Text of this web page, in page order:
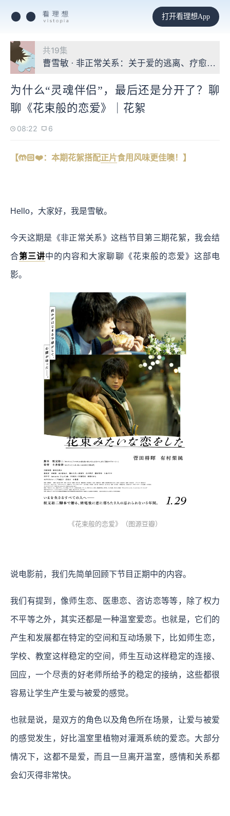
打开看理想App
共19集
曹雪敏 · 非正常关系：关于爱的逃离、疗愈与探
为什么“灵魂伴侣”，最后还是分开了？聊
聊《花束般的恋爱》｜花絮
08:22 6
【🤲🏻❤️：本期花絮搭配正片食用风味更佳噢！】
Hello，大家好，我是雪敏。
今天这期是《非正常关系》这档节目第三期花絮，我会结
合第三讲中的内容和大家聊聊《花束般的恋爱》这部电
影。
《花束般的恋爱》（图源豆瓣）
说电影前，我们先简单回顾下节目正期中的内容。
我们有提到，像师生恋、医患恋、咨访恋等等，除了权力
不平等之外，其实还都是一种温室爱恋。也就是，它们的
产生和发展都在特定的空间和互动场景下，比如师生恋，
学校、教室这样稳定的空间，师生互动这样稳定的连接、
回应，一个尽责的好老师所给予的稳定的接纳，这些都很
容易让学生产生爱与被爱的感觉。
也就是说，是双方的角色以及角色所在场景，让爱与被爱
的感觉发生，好比温室里植物对灌溉系统的爱恋。大部分
情况下，这都不是爱，而且一旦离开温室，感情和关系都
会幻灭得非常快。